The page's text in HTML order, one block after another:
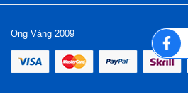
Ong Vàng 2009